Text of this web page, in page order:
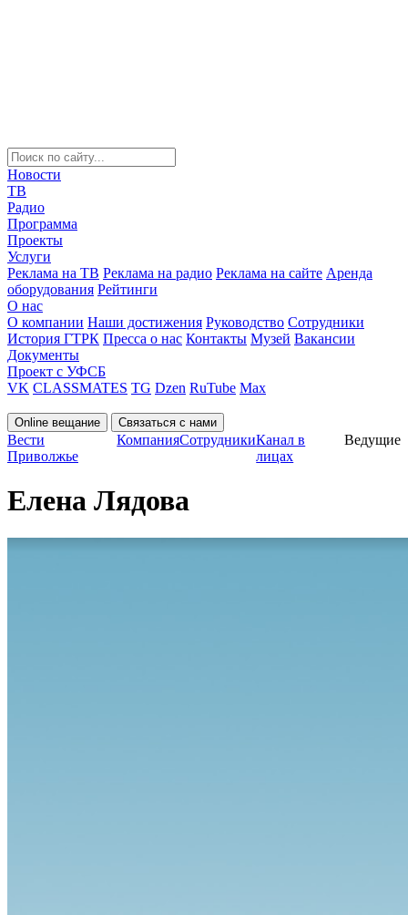
Новости
ТВ
Радио
Программа
Проекты
Услуги
Реклама на ТВ Реклама на радио Реклама на сайте Аренда
оборудования Рейтинги
О нас
О компании Наши достижения Руководство Сотрудники
История ГТРК Пресса о нас Контакты Музей Вакансии
Документы
Проект с УФСБ
VK CLASSMATES TG Dzen RuTube Max
Online вещание Связаться с нами
Вести
Приволжье
КомпанияСотрудникиКанал в
лицах
Ведущие
Елена Лядова